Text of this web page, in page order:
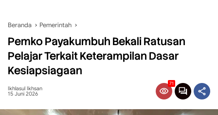
Beranda Pemerintah
Pemko Payakumbuh Bekali Ratusan
Pelajar Terkait Keterampilan Dasar
Kesiapsiagaan
Ikhlasul Ikhsan
15 Juni 2026
71